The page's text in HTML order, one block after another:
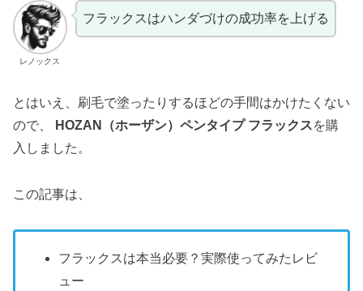
レノックス
フラックスはハンダづけの成功率を上げる
とはいえ、刷毛で塗ったりするほどの手間はかけたくない
ので、
HOZAN（ホーザン）ペンタイプ フラックスを購
入しました。
この記事は、
フラックスは本当必要？実際使ってみたレビ
ュー